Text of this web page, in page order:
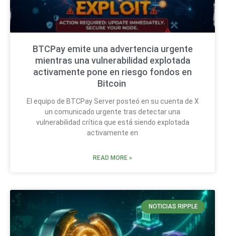
BTCPay emite una advertencia urgente
mientras una vulnerabilidad explotada
activamente pone en riesgo fondos en
Bitcoin
El equipo de BTCPay Server posteó en su cuenta de X
un comunicado urgente tras detectar una
vulnerabilidad crítica que está siendo explotada
activamente en
READ MORE »
NOTICIAS RIPPLE